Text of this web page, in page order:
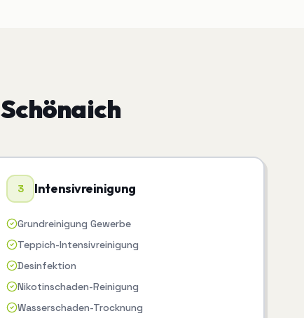
Schönaich
3 Intensivreinigung
Grundreinigung Gewerbe
Teppich-Intensivreinigung
Desinfektion
Nikotinschaden-Reinigung
Wasserschaden-Trocknung